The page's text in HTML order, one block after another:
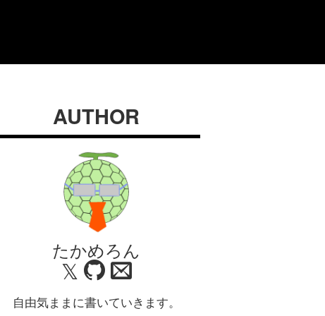
AUTHOR
たかめろん
𝕏
自由気ままに書いていきます。